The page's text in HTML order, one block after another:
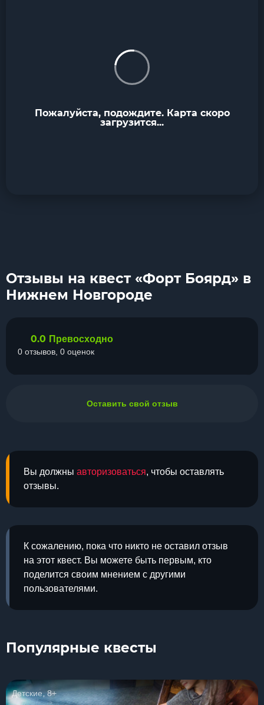
Пожалуйста, подождите. Карта скоро
загрузится...
Отзывы на квест «Форт Боярд» в
Нижнем Новгороде
Вы должны авторизоваться, чтобы оставлять
отзывы.
К сожалению, пока что никто не оставил отзыв
на этот квест. Вы можете быть первым, кто
поделится своим мнением с другими
пользователями.
0.0 Превосходно
0 отзывов, 0 оценок
Оставить свой отзыв
Популярные квесты
Детские, 8+